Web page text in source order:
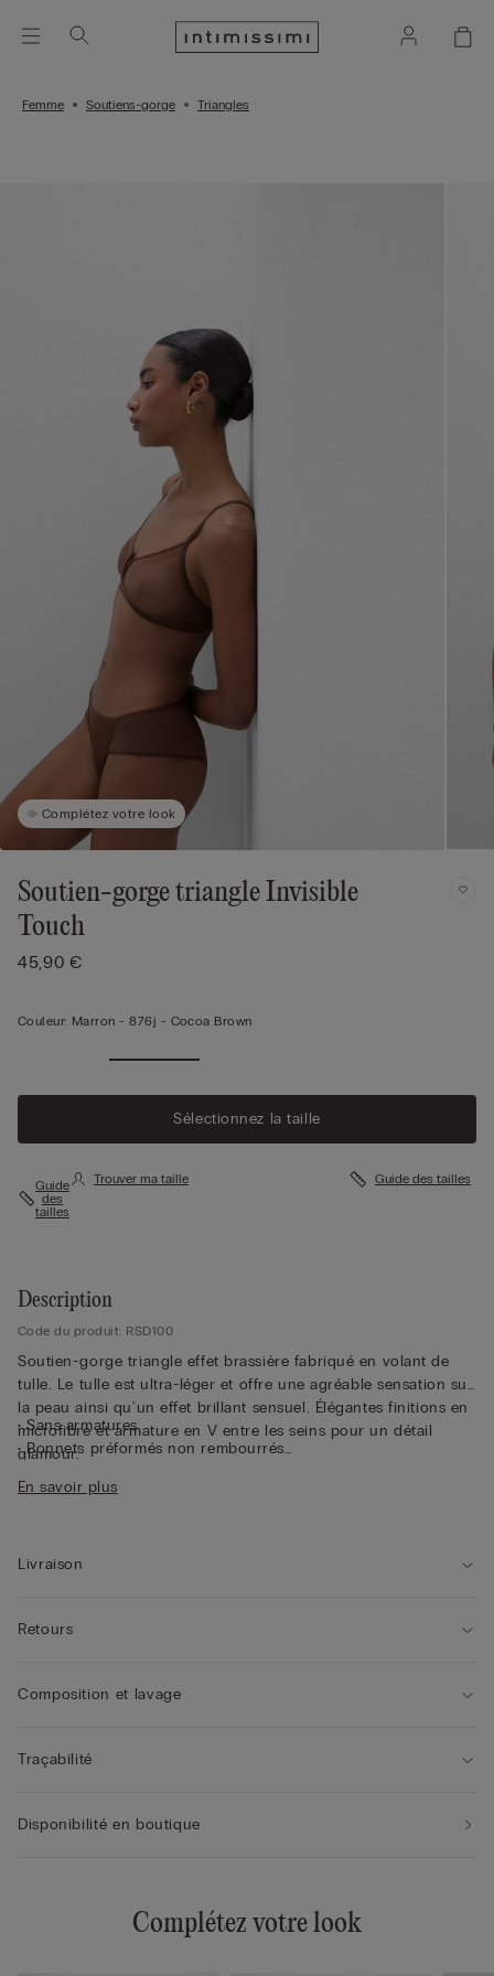
Femme Soutiens-gorge Triangles
Complétez votre look
Soutien-gorge triangle Invisible
Touch
45,90 €
Couleur: Marron -876j - Cocoa Brown
Sélectionnez la taille
Guide
des
tailles
Trouver ma taille Guide des tailles
Description
Code du produit: RSD100
Soutien-gorge triangle effet brassière fabriqué en volant de
tulle. Le tulle est ultra-léger et offre une agréable sensation sur
la peau ainsi qu'un effet brillant sensuel. Élégantes finitions en
microfibre et armature en V entre les seins pour un détail
glamour.
• Sans armatures
• Bonnets préformés non rembourrés
• Tour de poitrine avec motif en tulle
34B / 85B / 42B
En savoir plus
Livraison
Retours
Composition et lavage
Traçabilité
Disponibilité en boutique
Complétez votre look